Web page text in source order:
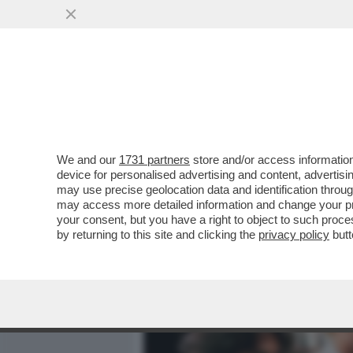
IL DIVANO DEI GIUSTI - VI
FALLITI, DROGA-PARTY E
VAI ALL'ARTICOLO
We and our 1731 partners store and/or access
device for personalised advertising and content,
may use precise geolocation data and identification
may access more detailed information and change your
your consent, but you have a right to object to such
by returning to this site and clicking the privacy policy